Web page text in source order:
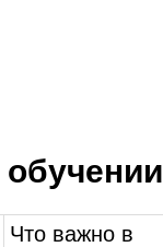
Что важно в